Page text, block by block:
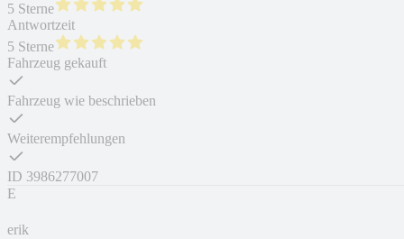
5 Sterne
Antwortzeit
5 Sterne
Fahrzeug gekauft
Fahrzeug wie beschrieben
Weiterempfehlungen
ID 3986277007
E
erik